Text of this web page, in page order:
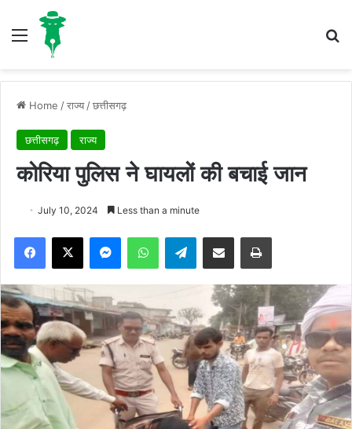
Menu
Home /राज्य /छत्तीसगढ़
छत्तीसगढ़ राज्य
कोरिया पुलिस ने घायलों की बचाई जान
July 10, 2024 Less than a minute
Telegram